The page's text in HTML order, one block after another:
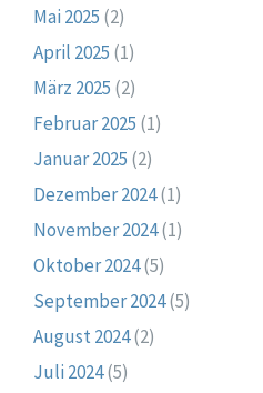
Mai 2025 (2)
April 2025 (1)
März 2025 (2)
Februar 2025 (1)
Januar 2025 (2)
Dezember 2024(1)
November 2024(1)
Oktober 2024(5)
September 2024(5)
August 2024(2)
Juli 2024(5)